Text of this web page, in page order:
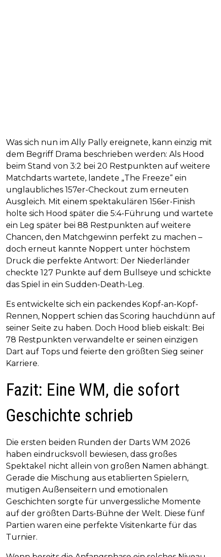
Was sich nun im Ally Pally ereignete, kann einzig mit
dem Begriff Drama beschrieben werden: Als Hood
beim Stand von 3:2 bei 20 Restpunkten auf weitere
Matchdarts wartete, landete „The Freeze“ ein
unglaubliches 157er-Checkout zum erneuten
Ausgleich. Mit einem spektakulären 156er-Finish
holte sich Hood später die 5:4-Führung und wartete
ein Leg später bei 88 Restpunkten auf weitere
Chancen, den Matchgewinn perfekt zu machen –
doch erneut kannte Noppert unter höchstem
Druck die perfekte Antwort: Der Niederländer
checkte 127 Punkte auf dem Bullseye und schickte
das Spiel in ein Sudden-Death-Leg.
Es entwickelte sich ein packendes Kopf-an-Kopf-
Rennen, Noppert schien das Scoring hauchdünn auf
seiner Seite zu haben. Doch Hood blieb eiskalt: Bei
78 Restpunkten verwandelte er seinen einzigen
Dart auf Tops und feierte den größten Sieg seiner
Karriere.
Fazit: Eine WM, die sofort
Geschichte schrieb
Die ersten beiden Runden der Darts WM 2026
haben eindrucksvoll bewiesen, dass großes
Spektakel nicht allein von großen Namen abhängt.
Gerade die Mischung aus etablierten Spielern,
mutigen Außenseitern und emotionalen
Geschichten sorgte für unvergessliche Momente
auf der größten Darts-Bühne der Welt. Diese fünf
Partien waren eine perfekte Visitenkarte für das
Turnier.